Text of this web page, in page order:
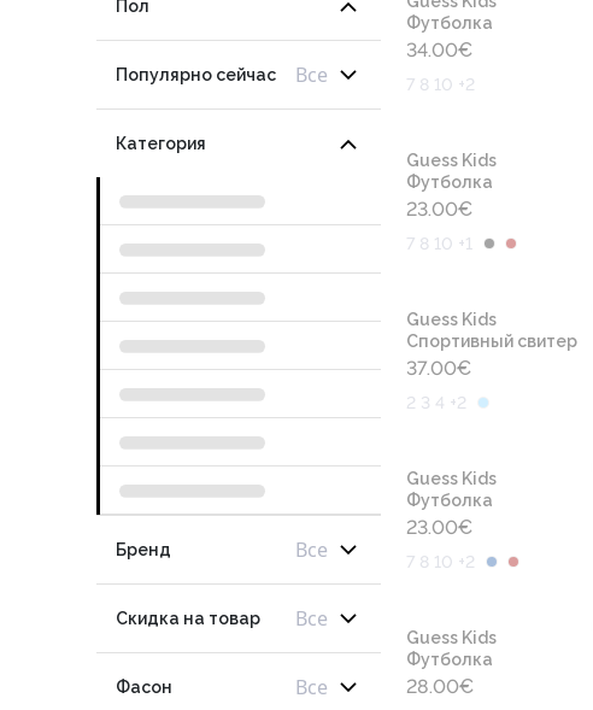
Пол
Популярно сейчас Все
Категория
Бренд Все
Скидка на товар Все
Фасон Все
Футболка
34.00€
7 8 10 +2
Guess Kids
Футболка
23.00€
7 8 10 +1
Guess Kids
Cпортивный свитер
37.00€
2 3 4 +2
Guess Kids
Футболка
23.00€
7 8 10 +2
Guess Kids
Футболка
28.00€